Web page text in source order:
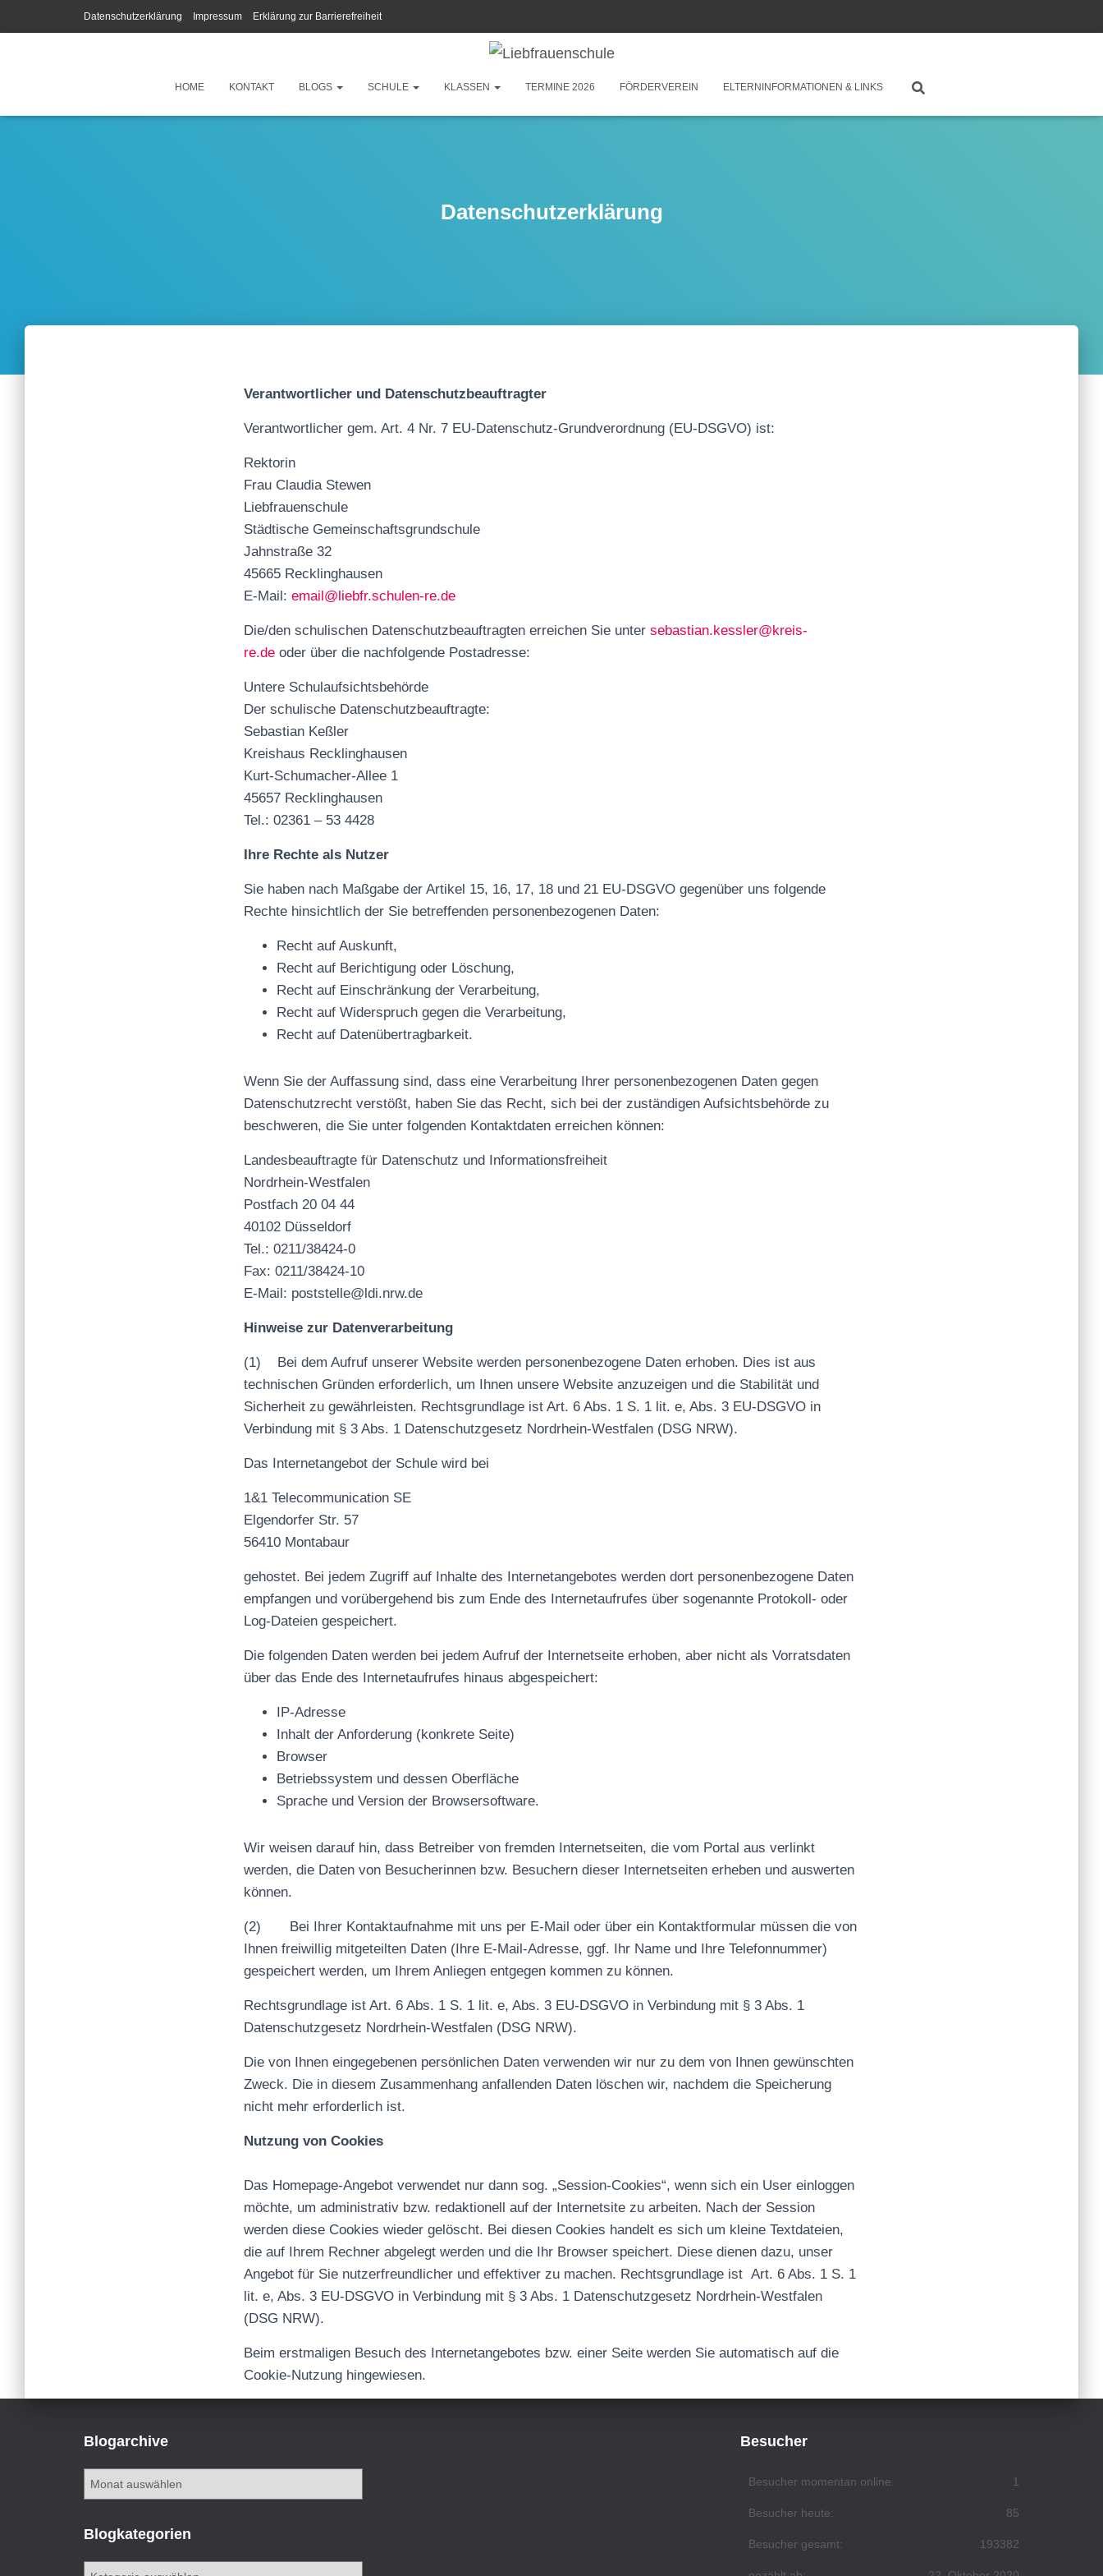
Datenschutzerklärung Impressum Erklärung zur Barrierefreiheit
HOME KONTAKT BLOGS SCHULE KLASSEN TERMINE 2026 FÖRDERVEREIN ELTERNINFORMATIONEN & LINKS
Datenschutzerklärung
Verantwortlicher und Datenschutzbeauftragter
Verantwortlicher gem. Art. 4 Nr. 7 EU-Datenschutz-Grundverordnung (EU-DSGVO) ist:
Rektorin
Frau Claudia Stewen
Liebfrauenschule
Städtische Gemeinschaftsgrundschule
Jahnstraße 32
45665 Recklinghausen
E-Mail: email@liebfr.schulen-re.de
Die/den schulischen Datenschutzbeauftragten erreichen Sie unter sebastian.kessler@kreis-
re.de oder über die nachfolgende Postadresse:
Untere Schulaufsichtsbehörde
Der schulische Datenschutzbeauftragte:
Sebastian Keßler
Kreishaus Recklinghausen
Kurt-Schumacher-Allee 1
45657 Recklinghausen
Tel.: 02361 – 53 4428
Ihre Rechte als Nutzer
Sie haben nach Maßgabe der Artikel 15, 16, 17, 18 und 21 EU-DSGVO gegenüber uns folgende
Rechte hinsichtlich der Sie betreffenden personenbezogenen Daten:
Recht auf Auskunft,
Recht auf Berichtigung oder Löschung,
Recht auf Einschränkung der Verarbeitung,
Recht auf Widerspruch gegen die Verarbeitung,
Recht auf Datenübertragbarkeit.
Wenn Sie der Auffassung sind, dass eine Verarbeitung Ihrer personenbezogenen Daten gegen
Datenschutzrecht verstößt, haben Sie das Recht, sich bei der zuständigen Aufsichtsbehörde zu
beschweren, die Sie unter folgenden Kontaktdaten erreichen können:
Landesbeauftragte für Datenschutz und Informationsfreiheit
Nordrhein-Westfalen
Postfach 20 04 44
40102 Düsseldorf
Tel.: 0211/38424-0
Fax: 0211/38424-10
E-Mail: poststelle@ldi.nrw.de
Hinweise zur Datenverarbeitung
(1)
Bei dem Aufruf unserer Website werden personenbezogene Daten erhoben. Dies ist aus
technischen Gründen erforderlich, um Ihnen unsere Website anzuzeigen und die Stabilität und
Sicherheit zu gewährleisten. Rechtsgrundlage ist Art. 6 Abs. 1 S. 1 lit. e, Abs. 3 EU-DSGVO in
Verbindung mit § 3 Abs. 1 Datenschutzgesetz Nordrhein-Westfalen (DSG NRW).
Das Internetangebot der Schule wird bei
1&1 Telecommunication SE
Elgendorfer Str. 57
56410 Montabaur
gehostet. Bei jedem Zugriff auf Inhalte des Internetangebotes werden dort personenbezogene Daten
empfangen und vorübergehend bis zum Ende des Internetaufrufes über sogenannte Protokoll- oder
Log-Dateien gespeichert.
Die folgenden Daten werden bei jedem Aufruf der Internetseite erhoben, aber nicht als Vorratsdaten
über das Ende des Internetaufrufes hinaus abgespeichert:
IP-Adresse
Inhalt der Anforderung (konkrete Seite)
Browser
Betriebssystem und dessen Oberfläche
Sprache und Version der Browsersoftware.
Wir weisen darauf hin, dass Betreiber von fremden Internetseiten, die vom Portal aus verlinkt
werden, die Daten von Besucherinnen bzw. Besuchern dieser Internetseiten erheben und auswerten
können.
(2)
Bei Ihrer Kontaktaufnahme mit uns per E-Mail oder über ein Kontaktformular müssen die von
Ihnen freiwillig mitgeteilten Daten (Ihre E-Mail-Adresse, ggf. Ihr Name und Ihre Telefonnummer)
gespeichert werden, um Ihrem Anliegen entgegen kommen zu können.
Rechtsgrundlage ist Art. 6 Abs. 1 S. 1 lit. e, Abs. 3 EU-DSGVO in Verbindung mit § 3 Abs. 1
Datenschutzgesetz Nordrhein-Westfalen (DSG NRW).
Die von Ihnen eingegebenen persönlichen Daten verwenden wir nur zu dem von Ihnen gewünschten
Zweck. Die in diesem Zusammenhang anfallenden Daten löschen wir, nachdem die Speicherung
nicht mehr erforderlich ist.
Nutzung von Cookies
Das Homepage-Angebot verwendet nur dann sog. „Session-Cookies“, wenn sich ein User einloggen
möchte, um administrativ bzw. redaktionell auf der Internetsite zu arbeiten. Nach der Session
werden diese Cookies wieder gelöscht. Bei diesen Cookies handelt es sich um kleine Textdateien,
die auf Ihrem Rechner abgelegt werden und die Ihr Browser speichert. Diese dienen dazu, unser
Angebot für Sie nutzerfreundlicher und effektiver zu machen. Rechtsgrundlage ist Art. 6 Abs. 1 S. 1
lit. e, Abs. 3 EU-DSGVO in Verbindung mit § 3 Abs. 1 Datenschutzgesetz Nordrhein-Westfalen
(DSG NRW).
Beim erstmaligen Besuch des Internetangebotes bzw. einer Seite werden Sie automatisch auf die
Cookie-Nutzung hingewiesen.
Blogarchive
g
Blogkategorien
Besucher
1
Besucher momentan online:
85
Besucher heute:
193382
Besucher gesamt: